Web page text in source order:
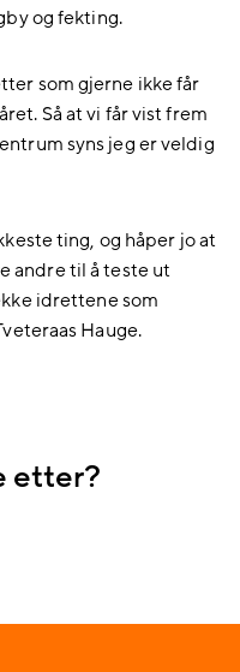
og fekting.
som gjerne ikke får
Så at vi får vist frem
syns jeg er veldig
ting, og håper jo at
andre til å teste ut
idrettene som
Hauge.
etter?